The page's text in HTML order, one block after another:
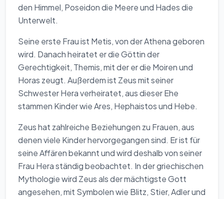
den Himmel, Poseidon die Meere und Hades die
Unterwelt.
Seine erste Frau ist Metis, von der Athena geboren
wird. Danach heiratet er die Göttin der
Gerechtigkeit, Themis, mit der er die Moiren und
Horas zeugt. Außerdem ist Zeus mit seiner
Schwester Hera verheiratet, aus dieser Ehe
stammen Kinder wie Ares, Hephaistos und Hebe.
Zeus hat zahlreiche Beziehungen zu Frauen, aus
denen viele Kinder hervorgegangen sind. Er ist für
seine Affären bekannt und wird deshalb von seiner
Frau Hera ständig beobachtet. In der griechischen
Mythologie wird Zeus als der mächtigste Gott
angesehen, mit Symbolen wie Blitz, Stier, Adler und